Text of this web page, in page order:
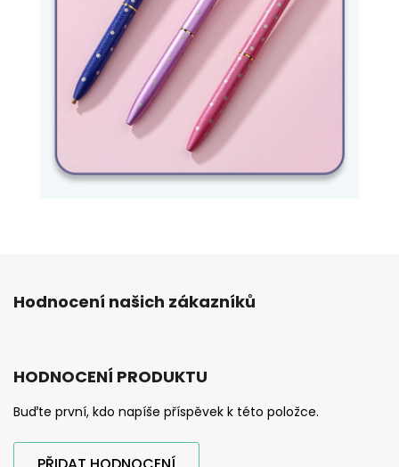
Hodnocení našich zákazníků
HODNOCENÍ PRODUKTU
Buďte první, kdo napíše příspěvek k této položce.